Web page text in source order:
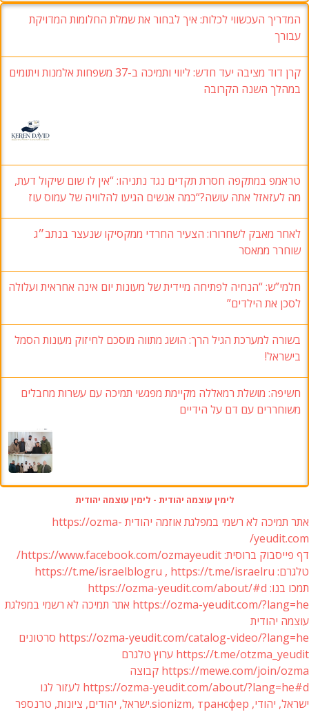
המדריך העכשווי לכלות: איך לבחור את שמלת החלומות המדויקת
עבורך
קרן דוד מציבה יעד חדש: ליווי ותמיכה ב-37 משפחות אלמנות ויתומים
במהלך השנה הקרובה
טראמפ במתקפה חסרת תקדים נגד נתניהו: “אין לו שום שיקול דעת,
מה לעזאזל אתה עושה?“כמה אנשים הגיעו להלוויה של עמוס עוז
לאחר מאבק לשחרורו: הצעיר החרדי ממקסיקו שנעצר בנתב״ג
שוחרר ממאסר
חלמי”ש: “הנחיה לפתיחה מיידית של מעונות יום אינה אחראית ועלולה
לסכן את הילדים”
בשורה למערכת הגיל הרך: הושג מתווה מוסכם לחיזוק מעונות הסמל
בישראל!
חשיפה: מושלת רמאללה מקיימת מפגשי תמיכה עם עשרות מחבלים
משוחררים עם דם על הידיים
לימין עוצמה יהודית - לימין עוצמה יהודית
אתר תמיכה לא רשמי במפלגת אוזמה יהודית https://ozma-
yeudit.com/
דף פייסבוק ברוסית: https://www.facebook.com/ozmayeudit/
טלגרם: https://t.me/israelblogru , https://t.me/israelru
תמכו בנו: https://ozma-yeudit.com/about/#d
https://ozma-yeudit.com/?lang=he אתר תמיכה לא רשמי במפלגת
עוצמה יהודית
https://ozma-yeudit.com/catalog-video/?lang=he סרטונים
https://t.me/otzma_yeudit ערוץ טלגרם
https://mewe.com/join/ozma קבוצה
https://ozma-yeudit.com/about/?lang=he#d לעזור לנו
ישראל, יהודי, sionizm, трансфер.ישראל, יהודים, ציונות, טרנספר